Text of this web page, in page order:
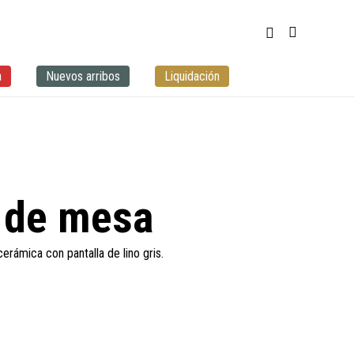
Nuevos arribos Liquidación
mesa
con pantalla de lino gris.